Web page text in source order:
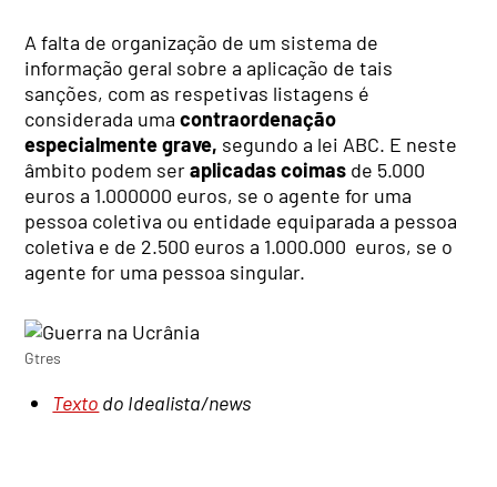
A falta de organização de um sistema de
informação geral sobre a aplicação de tais
sanções, com as respetivas listagens é
considerada uma contraordenação
especialmente grave, segundo a lei ABC. E neste
âmbito podem seraplicadas coimas de 5.000
euros a 1.000000 euros, se o agente for uma
pessoa coletiva ou entidade equiparada a pessoa
coletiva e de 2.500 euros a 1.000.000 euros, se o
agente for uma pessoa singular.
Gtres
Texto do Idealista/news